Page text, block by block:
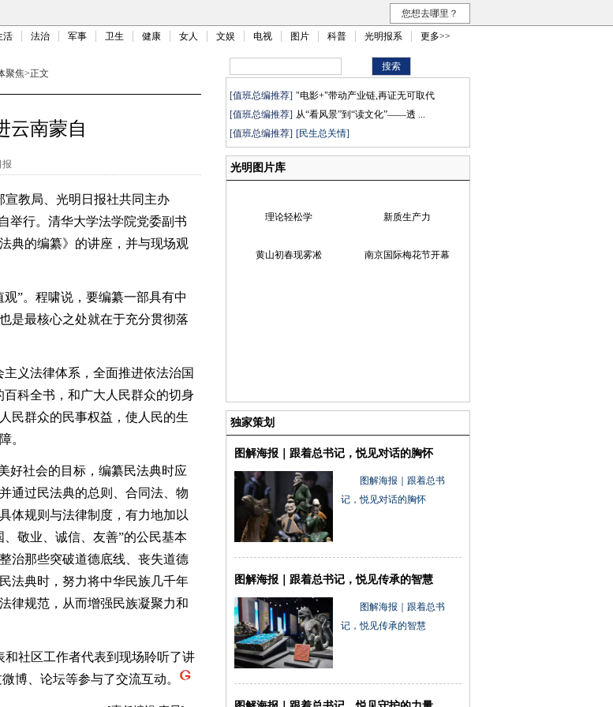
您想去哪里？
活 法治 军事 卫生 健康 女人 文娱 电视 图片 科普 光明报系 更多>>
聚焦>正文
云南蒙自
报
教局、光明日报社共同主办
举行。清华大学法学院党委副书
典的编纂》的讲座，并与现场观
”。程啸说，要编纂一部具有中
是最核心之处就在于充分贯彻落
义法律体系，全面推进依法治国
科全书，和广大人民群众的切身
民群众的民事权益，使人民的生
。
社会的目标，编纂民法典时应
通过民法典的总则、合同法、物
体规则与法律制度，有力地加以
敬业、诚信、友善”的公民基本
治那些突破道德底线、丧失道德
法典时，努力将中华民族几千年
律规范，从而增强民族凝聚力和
社区工作者代表到现场聆听了讲
博、论坛等参与了交流互动。
[值班总编推荐] "电影+"带动产业链,再证无可取代
[值班总编推荐] 从“看风景”到“读文化”——透 ...
[值班总编推荐] [民生总关情]
光明图片库
理论轻松学 新质生产力
黄山初春现雾凇 南京国际梅花节开幕
独家策划
图解海报｜跟着总书记，悦见对话的胸怀
图解海报｜跟着总书
记，悦见对话的胸怀
图解海报｜跟着总书记，悦见传承的智慧
图解海报｜跟着总书
记，悦见传承的智慧